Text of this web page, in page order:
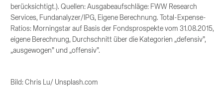
berücksichtigt.). Quellen: Ausgabeaufschläge: FWW Research
Services, Fundanalyzer/IPG, Eigene Berechnung. Total-Expense-
Ratios: Morningstar auf Basis der Fondsprospekte vom 31.08.2015,
eigene Berechnung, Durchschnitt über die Kategorien „defensiv”,
„ausgewogen” und „offensiv”.
Bild: Chris Lu/ Unsplash.com